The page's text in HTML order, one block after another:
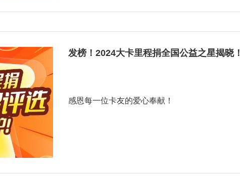
发榜！2024大卡里程捐全国公益之星揭晓！
感恩每一位卡友的爱心奉献！